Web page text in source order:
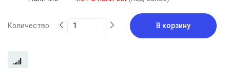
Количество: В корзину